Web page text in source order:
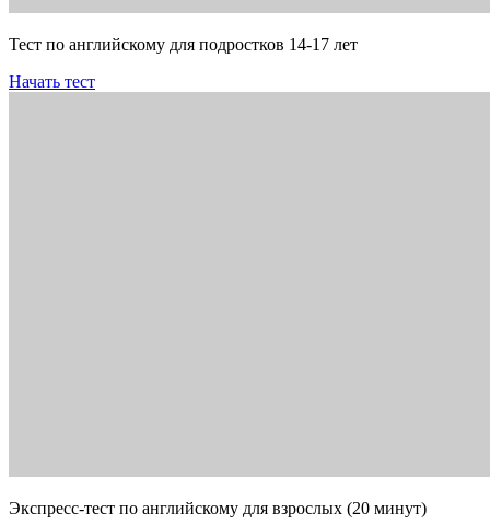
Тест по английскому для подростков 14-17 лет
Начать тест
Экспресс-тест по английскому для взрослых (20 минут)